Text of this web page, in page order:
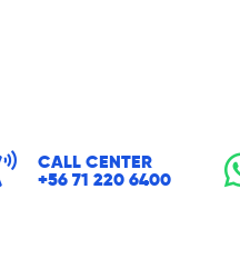
CALL CENTER
+56 71 220 6400